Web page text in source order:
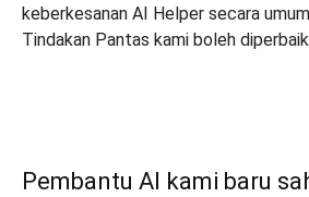
keberkesanan AI Helper secara
Tindakan Pantas kami boleh
Pembantu AI kami baru